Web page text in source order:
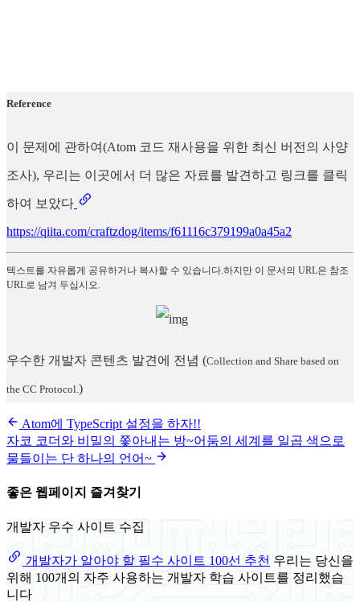
Reference
이 문제에 관하여(Atom 코드 재사용을 위한 최신 버전의 사양
조사), 우리는 이곳에서 더 많은 자료를 발견하고 링크를 클릭
하여 보았다
https://qiita.com/craftzdog/items/f61116c379199a0a45a2
텍스트를 자유롭게 공유하거나 복사할 수 있습니다.하지만 이 문서의 URL은 참조
URL로 남겨 두십시오.
우수한 개발자 콘텐츠 발견에 전념 (Collection and Share based on
the CC Protocol.)
Atom에 TypeScript 설정을 하자!!
자코 코더와 비밀의 쫓아내는 방~어둠의 세계를 일곱 색으로
물들이는 단 하나의 언어~
좋은 웹페이지 즐겨찾기
개발자 우수 사이트 수집
개발자가 알아야 할 필수 사이트 100선 추천 우리는 당신을
위해 100개의 자주 사용하는 개발자 학습 사이트를 정리했습
니다